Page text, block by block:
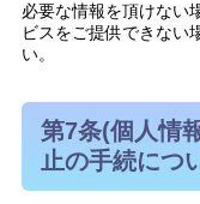
必要な情報を頂けない
ビスをご提供できない
い。
第7条(個人情
止の手続につ